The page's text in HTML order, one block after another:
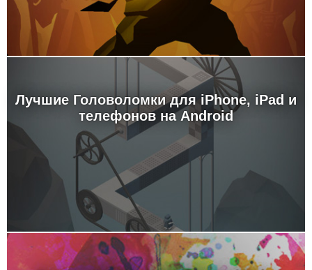
Лучшие Головоломки для iPhone, iPad и
телефонов на Android